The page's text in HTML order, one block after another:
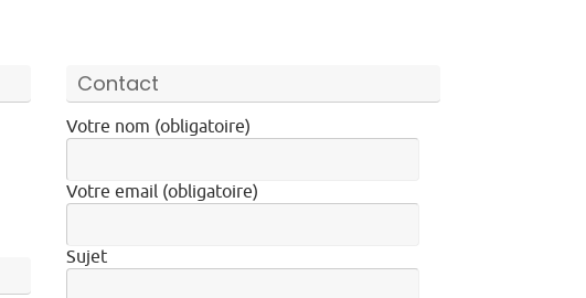
Contact
Votre nom (obligatoire)
Votre email (obligatoire)
Sujet